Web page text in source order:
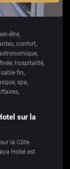
être,
, confort,
,
, hospitalité,
fin,
, spa,
,
sur la
la Côte
Hotel est